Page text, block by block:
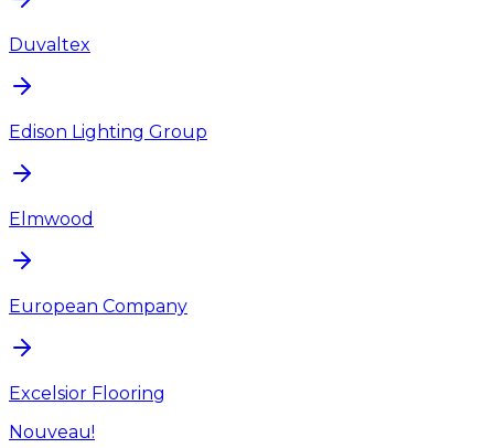
Duvaltex
Edison Lighting Group
Elmwood
European Company
Excelsior Flooring
Nouveau!